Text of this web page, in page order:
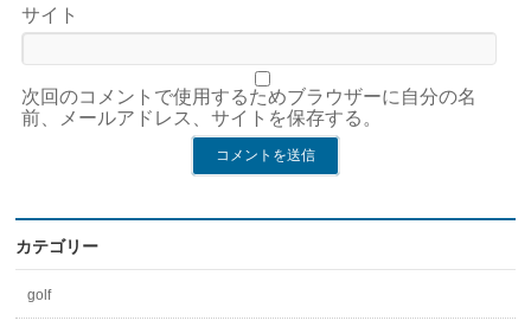
サイト
次回のコメントで使用するためブラウザーに自分の名
前、メールアドレス、サイトを保存する。
カテゴリー
golf